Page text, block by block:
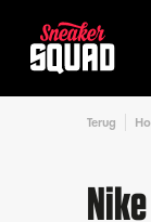
Terug